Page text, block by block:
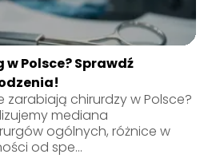
Polsce? Sprawdź
zarabiają chirurdzy w Polsce?
mediana
ogólnych, różnice w
od spe...